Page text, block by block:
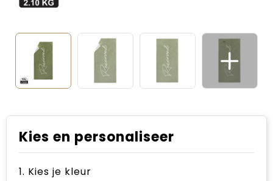
Kies en personaliseer
1. Kies je kleur